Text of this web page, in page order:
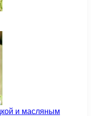
и масляным